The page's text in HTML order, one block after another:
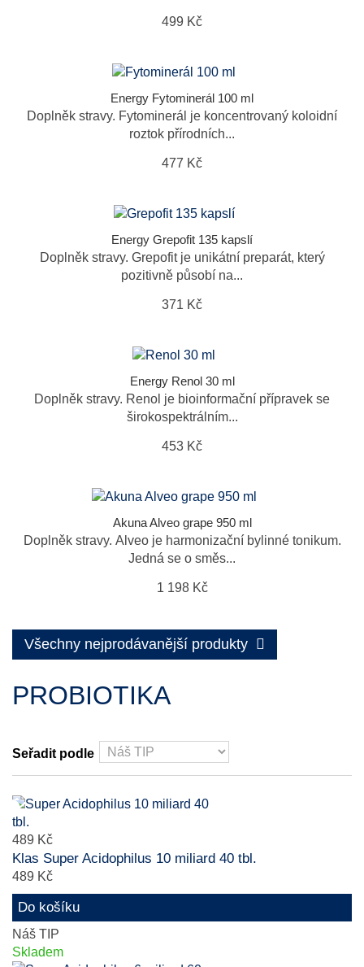
499 Kč
Energy Fytominerál 100 ml
Doplněk stravy. Fytominerál je koncentrovaný koloidní
roztok přírodních...
477 Kč
Energy Grepofit 135 kapslí
Doplněk stravy. Grepofit je unikátní preparát, který
pozitivně působí na...
371 Kč
Energy Renol 30 ml
Doplněk stravy. Renol je bioinformační přípravek se
širokospektrálním...
453 Kč
Akuna Alveo grape 950 ml
Doplněk stravy. Alveo je harmonizační bylinné tonikum.
Jedná se o směs...
1 198 Kč
Všechny nejprodávanější produkty
PROBIOTIKA
Seřadit podle
489 Kč
Klas Super Acidophilus 10 miliard 40 tbl.
489 Kč
Do košíku
Náš TIP
Skladem